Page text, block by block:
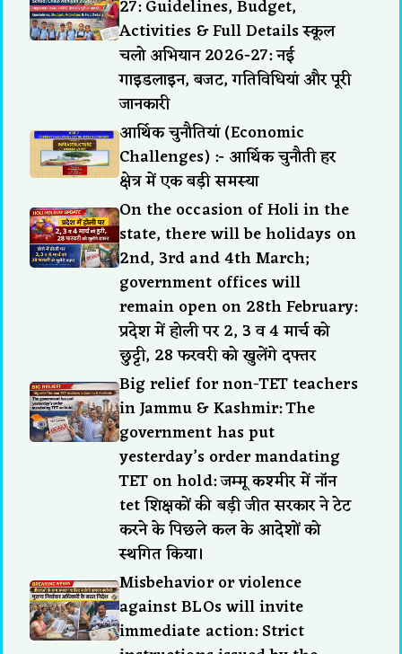
27: Guidelines, Budget,
Activities & Full Details स्कूल
चलो अभियान 2026-27: नई
गाइडलाइन, बजट, गतिविधियां और पूरी
जानकारी
आर्थिक चुनौतियां (Economic
Challenges) :- आर्थिक चुनौती हर
क्षेत्र में एक बड़ी समस्या
On the occasion of Holi in the
state, there will be holidays on
2nd, 3rd and 4th March;
government offices will
remain open on 28th February:
प्रदेश में होली पर 2, 3 व 4 मार्च को
छुट्टी, 28 फरवरी को खुलेंगे दफ्तर
Big relief for non-TET teachers
in Jammu & Kashmir: The
government has put
yesterday’s order mandating
TET on hold: जम्मू कश्मीर में नॉन
tet शिक्षकों की बड़ी जीत सरकार ने टेट
करने के पिछले कल के आदेशों को
स्थगित किया।
Misbehavior or violence
against BLOs will invite
immediate action: Strict